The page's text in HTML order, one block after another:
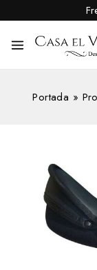
Portada »